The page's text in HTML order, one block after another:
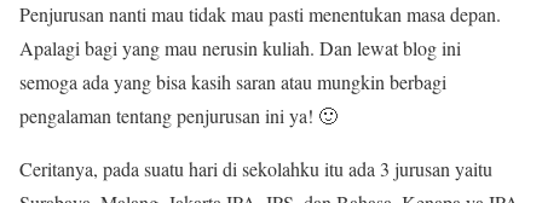
Penjurusan nanti mau tidak mau pasti menentukan masa depan.
Apalagi bagi yang mau nerusin kuliah. Dan lewat blog ini
semoga ada yang bisa kasih saran atau mungkin berbagi
pengalaman tentang penjurusan ini ya! 🙂
Ceritanya, pada suatu hari di sekolahku itu ada 3 jurusan yaitu